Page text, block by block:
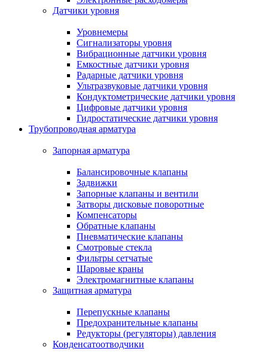
Датчики уровня
Уровнемеры
Сигнализаторы уровня
Вибрационные датчики уровня
Емкостные датчики уровня
Радарные датчики уровня
Ультразвуковые датчики уровня
Кондуктометрические датчики уровня
Цифровые датчики уровня
Гидростатические датчики уровня
Трубопроводная арматура
Запорная арматура
Балансировочные клапаны
Задвижки
Запорные клапаны и вентили
Затворы дисковые поворотные
Компенсаторы
Обратные клапаны
Пневматические клапаны
Смотровые стекла
Фильтры сетчатые
Шаровые краны
Электромагнитные клапаны
Защитная арматура
Перепускные клапаны
Предохранительные клапаны
Редукторы (регуляторы) давления
Конденсатоотводчики